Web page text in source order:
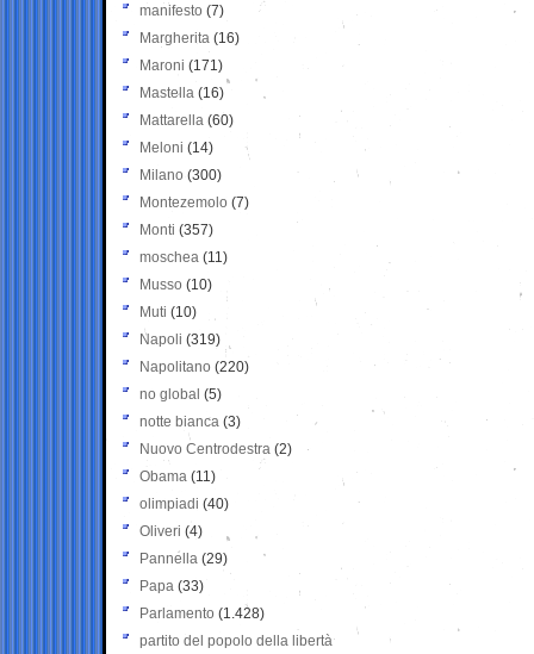
manifesto (7)
Margherita (16)
Maroni (171)
Mastella (16)
Mattarella (60)
Meloni (14)
Milano (300)
Montezemolo (7)
Monti (357)
moschea (11)
Musso (10)
Muti (10)
Napoli (319)
Napolitano (220)
no global (5)
notte bianca (3)
Nuovo Centrodestra (2)
Obama (11)
olimpiadi (40)
Oliveri (4)
Pannella (29)
Papa (33)
Parlamento (1.428)
partito del popolo della libertà